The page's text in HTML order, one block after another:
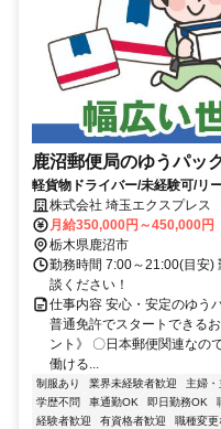
鹿沼郵便局のゆうパッ
軽貨物ドライバー/未経験可/リ
株式会社 埼玉エクスプレス
月給350,000円～450,000円
栃木県鹿沼市
勤務時間 7:00～21:00(目安)
談ください！
仕事内容 安心・安定のゆう
普通免許でスタートできる
ント》 〇日本郵便関連なの
働ける...
制服あり 業界未経験者歓迎 主婦
学歴不問
車通勤OK 即日勤務OK
経験者歓迎
有資格者歓迎 職種変更